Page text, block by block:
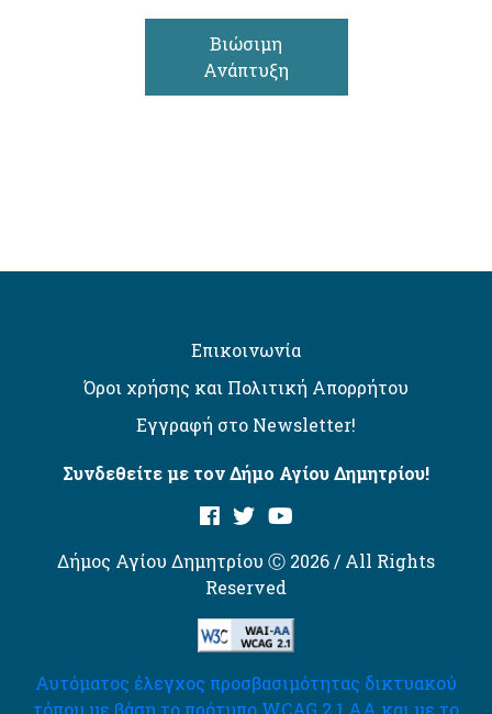
Βιώσιμη
Ανάπτυξη
Επικοινωνία
Όροι χρήσης και Πολιτική Απορρήτου
Εγγραφή στο Newsletter!
Συνδεθείτε με τον Δήμο Αγίου Δημητρίου!
Δήμος Αγίου Δημητρίου Ⓒ 2026 / All Rights
Reserved
Αυτόματος έλεγχος προσβασιμότητας δικτυακού
τόπου με βάση το πρότυπο WCAG 2.1 AA και με το